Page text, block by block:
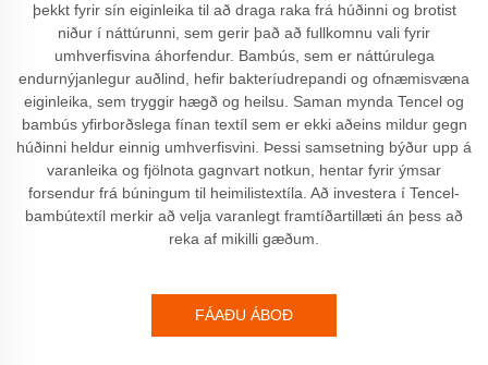
þekkt fyrir sín eiginleika til að draga raka frá húðinni og brotist
niður í náttúrunni, sem gerir það að fullkomnu vali fyrir
umhverfisvina áhorfendur. Bambús, sem er náttúrulega
endurnýjanlegur auðlind, hefir bakteríudrepandi og ofnæmisvæna
eiginleika, sem tryggir hægð og heilsu. Saman mynda Tencel og
bambús yfirborðslega fínan textíl sem er ekki aðeins mildur gegn
húðinni heldur einnig umhverfisvini. Þessi samsetning býður upp á
varanleika og fjölnota gagnvart notkun, hentar fyrir ýmsar
forsendur frá búningum til heimilistextíla. Að investera í Tencel-
bambútextíl merkir að velja varanlegt framtíðartillæti án þess að
reka af mikilli gæðum.
FÁAÐU ÁBOÐ